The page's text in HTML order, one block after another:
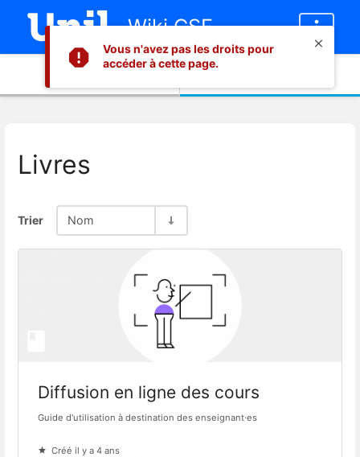
Vous n'avez pas les droits pour
accéder à cette page.
Wiki CSE
Livres
Trier Nom
Diffusion en ligne des cours
Guide d'utilisation à destination des enseignant·es
Créé il y a 4 ans